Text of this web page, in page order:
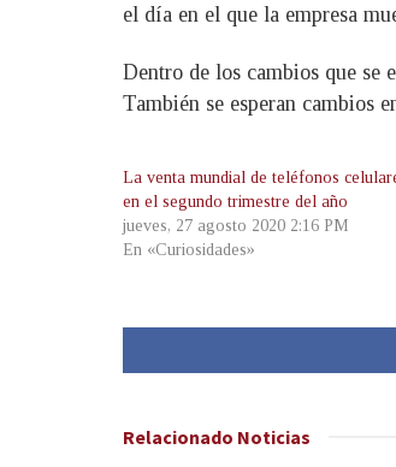
el día en el que la empresa
Dentro de los cambios que se
También se esperan cambios
La venta mundial de teléfonos
en el segundo trimestre del año
jueves, 27 agosto 2020 2:16 PM
En «Curiosidades»
Relacionado Noticias